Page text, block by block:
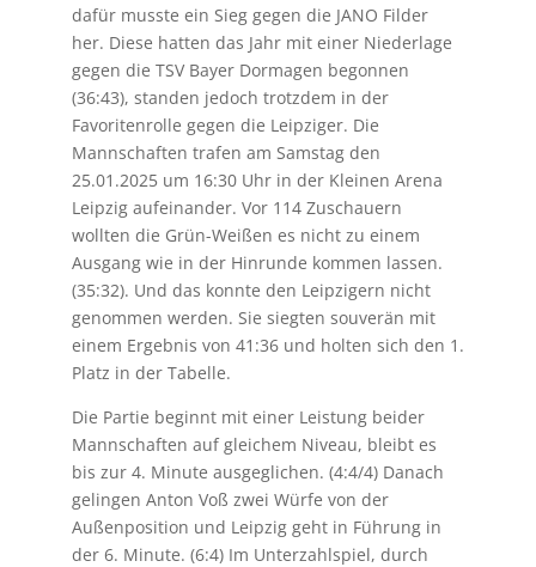
dafür musste ein Sieg gegen die JANO Filder
her. Diese hatten das Jahr mit einer Niederlage
gegen die TSV Bayer Dormagen begonnen
(36:43), standen jedoch trotzdem in der
Favoritenrolle gegen die Leipziger. Die
Mannschaften trafen am Samstag den
25.01.2025 um 16:30 Uhr in der Kleinen Arena
Leipzig aufeinander. Vor 114 Zuschauern
wollten die Grün-Weißen es nicht zu einem
Ausgang wie in der Hinrunde kommen lassen.
(35:32). Und das konnte den Leipzigern nicht
genommen werden. Sie siegten souverän mit
einem Ergebnis von 41:36 und holten sich den 1.
Platz in der Tabelle.
Die Partie beginnt mit einer Leistung beider
Mannschaften auf gleichem Niveau, bleibt es
bis zur 4. Minute ausgeglichen. (4:4/4) Danach
gelingen Anton Voß zwei Würfe von der
Außenposition und Leipzig geht in Führung in
der 6. Minute. (6:4) Im Unterzahlspiel, durch